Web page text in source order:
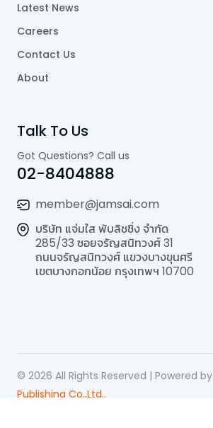
Latest News
Careers
Contact Us
About
Talk To Us
Got Questions? Call us
02-8404888
member@jamsai.com
บริษัท แจ่มใส พับลิชชิ่ง จำกัด
285/33 ซอยจรัญสนิทวงศ์ 31
ถนนจรัญสนิทวงศ์ แขวงบางขุนศรี
เขตบางกอกน้อย กรุงเทพฯ 10700
© 2026 All Rights Reserved | Powered by
Publishing Co.,Ltd..